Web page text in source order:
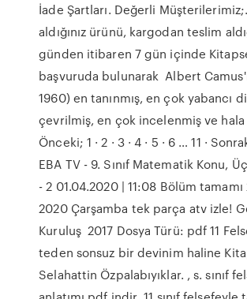
İade Şartları. Değerli
aldığınız ürünü, kargodan teslim
günden itibaren 7 gün içinde
başvuruda bulunarak Albert
1960) en tanınmış, en çok yabancı
çevrilmiş, en çok incelenmiş ve hala
Önceki; 1 · 2 · 3 · 4 · 5 · 6 … 11 ·
EBA TV - 9. Sınıf Matematik Konu,
- 2 01.04.2020 | 11:08 Bölüm tamamı
2020 Çarşamba tek parça atv izle!
Kuruluş 2017 Dosya Türü: pdf 11
teden sonsuz bir devinim haline
Selahattin Özpalabıyıklar. , s. sınıf